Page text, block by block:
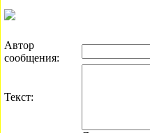
Автор
сообщения:
Текст: